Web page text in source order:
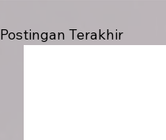
Postingan Terakhir